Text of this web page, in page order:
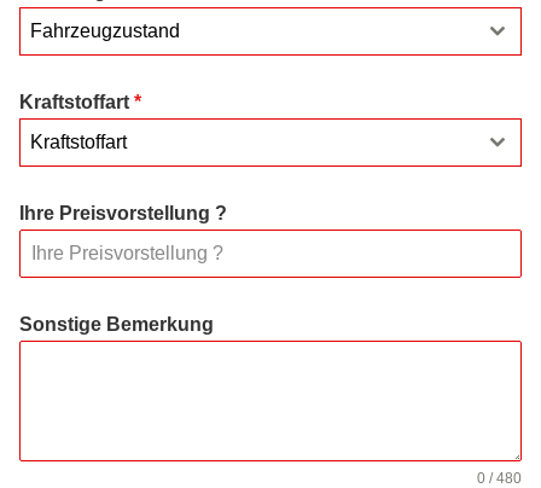
Fahrzeugzustand
Kraftstoffart *
Kraftstoffart
Ihre Preisvorstellung ?
Sonstige Bemerkung
0 / 480